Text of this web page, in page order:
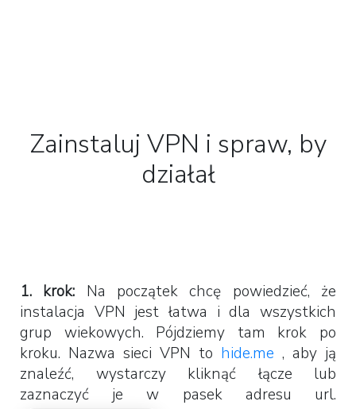
Zainstaluj VPN i spraw, by
działał
1. krok: Na początek chcę powiedzieć, że
instalacja VPN jest łatwa i dla wszystkich
grup wiekowych. Pójdziemy tam krok po
kroku. Nazwa sieci VPN to hide.me , aby ją
znaleźć, wystarczy kliknąć łącze lub
zaznaczyć je w pasek adresu url.